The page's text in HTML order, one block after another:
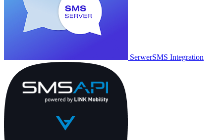
SerwerSMS Integration